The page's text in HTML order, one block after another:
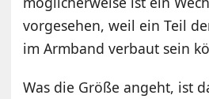
vorgesehen, weil ein Teil
im Armband verbaut sein
Was die Größe angeht, ist